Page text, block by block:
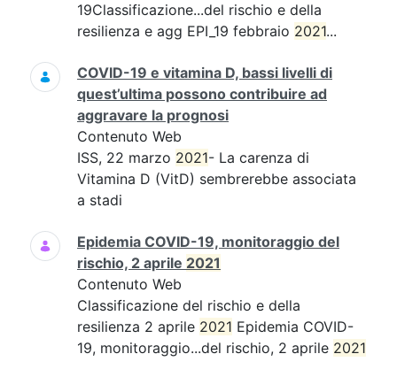
19Classificazione...del rischio e della
resilienza e agg EPI_19 febbraio 2021...
COVID-19 e vitamina D, bassi livelli di
quest’ultima possono contribuire ad
aggravare la prognosi
Contenuto Web
ISS, 22 marzo 2021- La carenza di
Vitamina D (VitD) sembrerebbe associata
a stadi
Epidemia COVID-19, monitoraggio del
rischio, 2 aprile 2021
Contenuto Web
Classificazione del rischio e della
resilienza 2 aprile 2021 Epidemia COVID-
19, monitoraggio...del rischio, 2 aprile 2021